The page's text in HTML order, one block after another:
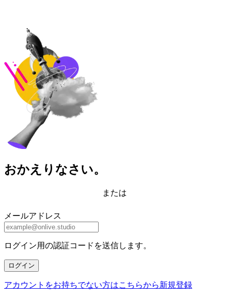
おかえりなさい。
または
メールアドレス
ログイン用の認証コードを送信します。
ログイン
アカウントをお持ちでない方はこちらから新規登録